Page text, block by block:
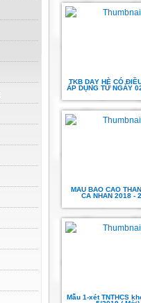
TKB DẠY HÈ CÓ
ÁP DỤNG TỪ NGÀY
MAU BAO CAO
CA NHAN 2018 -
Mẫu 1-xét TNTHCS